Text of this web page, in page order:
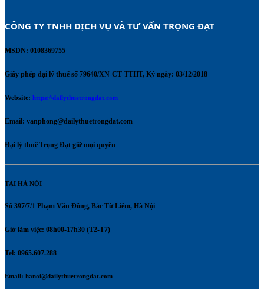
CÔNG TY TNHH DỊCH VỤ VÀ TƯ VẤN TRỌNG ĐẠT
MSDN: 0108369755
Giấy phép đại lý thuế số 79640/XN-CT-TTHT, Ký ngày: 03/12/2018
Website: https://dailythuetrongdat.com
Email: vanphong@dailythuetrongdat.com
Đại lý thuế Trọng Đạt giữ mọi quyền
TẠI HÀ NỘI
Số 397/7/1 Phạm Văn Đồng, Bắc Từ Liêm, Hà Nội
Giờ làm việc: 08h00-17h30 (T2-T7)
Tel: 0965.607.288
Email: hanoi@dailythuetrongdat.com